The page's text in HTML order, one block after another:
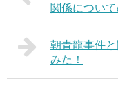
関係について
朝青龍事件
みた！